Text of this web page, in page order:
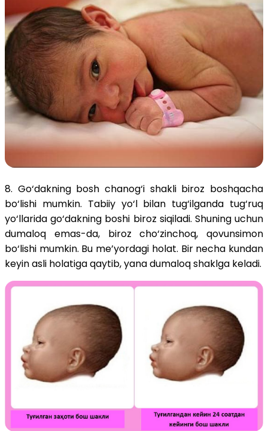
8. Go‘dakning bosh chanog‘i shakli biroz boshqacha
bo‘lishi mumkin. Tabiiy yo‘l bilan tug‘ilganda tug‘ruq
yo‘llarida go‘dakning boshi biroz siqiladi. Shuning uchun
dumaloq emas-da, biroz cho‘zinchoq, qovunsimon
bo‘lishi mumkin. Bu me’yordagi holat. Bir necha kundan
keyin asli holatiga qaytib, yana dumaloq shaklga keladi.